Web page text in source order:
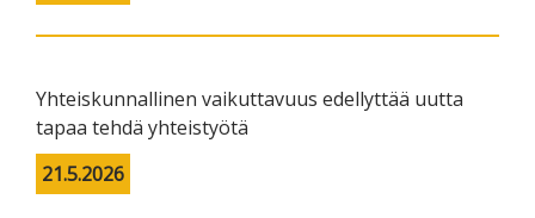
Yhteiskunnallinen vaikuttavuus edellyttää uutta
tapaa tehdä yhteistyötä
21.5.2026